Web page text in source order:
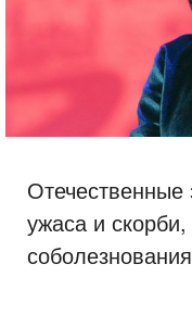
ужаса и